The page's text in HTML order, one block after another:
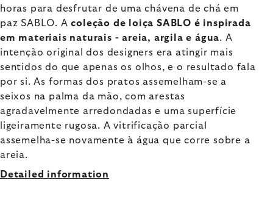
horas para desfrutar de uma chávena de chá em
paz SABLO. Acoleção de loiça SABLO é inspirada
em materiais naturais - areia, argila e água. A
intenção original dos designers era atingir mais
sentidos do que apenas os olhos, e o resultado fala
por si. As formas dos pratos assemelham-se a
seixos na palma da mão, com arestas
agradavelmente arredondadas e uma superfície
ligeiramente rugosa. A vitrificação parcial
assemelha-se novamente à água que corre sobre a
areia.
Detailed information